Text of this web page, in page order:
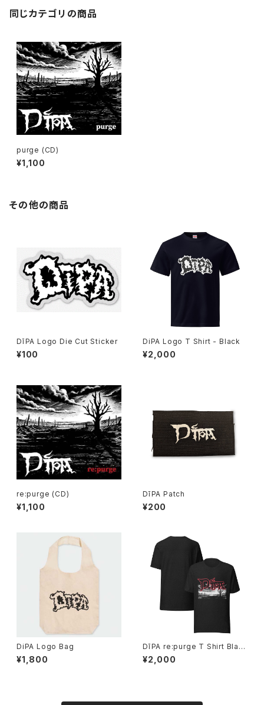
同じカテゴリの商品
purge (CD)
¥1,100
その他の商品
DīPA Logo Die Cut Sticker
¥100
DiPA Logo T Shirt - Black
¥2,000
re:purge (CD)
¥1,100
DīPA Patch
¥200
DiPA Logo Bag
¥1,800
DīPA re:purge T Shirt Blac
k
¥2,000